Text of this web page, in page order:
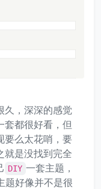
久，深深的感觉
套都很好看，但
要么太花哨，要
就是没找到完全
DIY 一套主题，
题好像并不是很